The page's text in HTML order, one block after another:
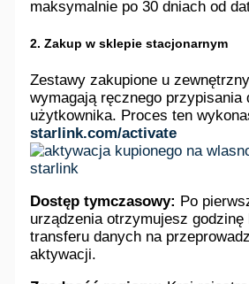
maksymalnie po 30 dniach od
2. Zakup w sklepie stacjonarnym
Zestawy zakupione u
wymagają ręcznego przypisania
użytkownika. Proces ten
starlink.com/activate
Dostęp tymczasowy: Po
urządzenia otrzymujesz godzinę
transferu danych na
aktywacji.